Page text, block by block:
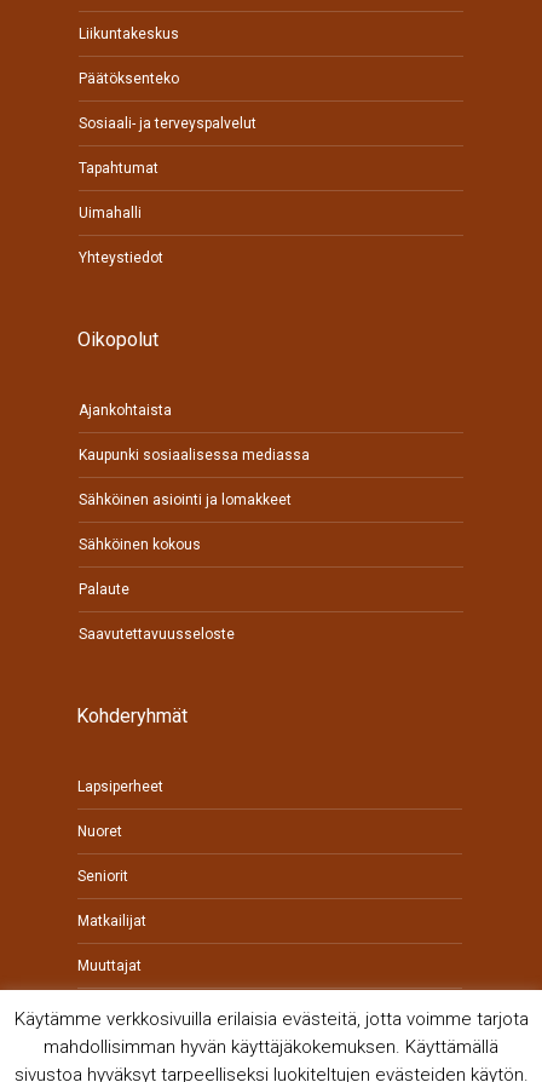
Liikuntakeskus
Päätöksenteko
Sosiaali- ja terveyspalvelut
Tapahtumat
Uimahalli
Yhteystiedot
Oikopolut
Ajankohtaista
Kaupunki sosiaalisessa mediassa
Sähköinen asiointi ja lomakkeet
Sähköinen kokous
Palaute
Saavutettavuusseloste
Kohderyhmät
Lapsiperheet
Nuoret
Seniorit
Matkailijat
Muuttajat
Käytämme verkkosivuilla erilaisia evästeitä, jotta voimme tarjota
mahdollisimman hyvän käyttäjäkokemuksen. Käyttämällä
sivustoa hyväksyt tarpeelliseksi luokiteltujen evästeiden käytön.